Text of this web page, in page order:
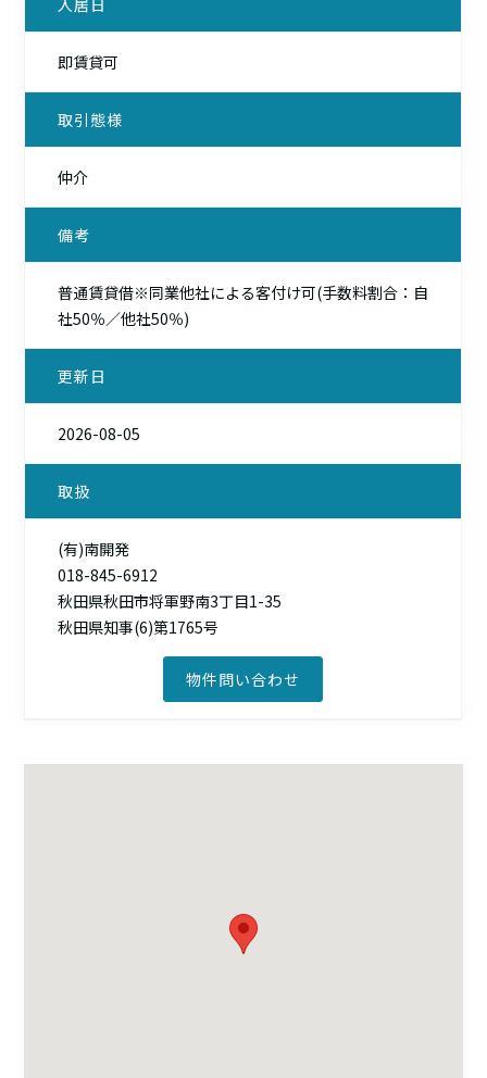
入居日
即賃貸可
取引態様
仲介
備考
普通賃貸借※同業他社による客付け可(手数料割合：自
社50％／他社50％)
更新日
2026-08-05
取扱
(有)南開発
018-845-6912
秋田県秋田市将軍野南3丁目1-35
秋田県知事(6)第1765号
物件問い合わせ